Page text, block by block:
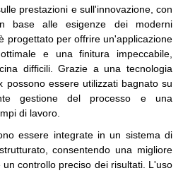
prestazioni e sull'innovazione, con
base alle esigenze dei moderni
progettato per offrire un'applicazione
e una finitura impeccabile,
difficili. Grazie a una tecnologia
possono essere utilizzati bagnato su
gestione del processo e una
di lavoro.
essere integrate in un sistema di
consentendo una migliore
controllo preciso dei risultati. L'uso